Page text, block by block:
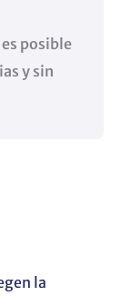
posible
y sin
la